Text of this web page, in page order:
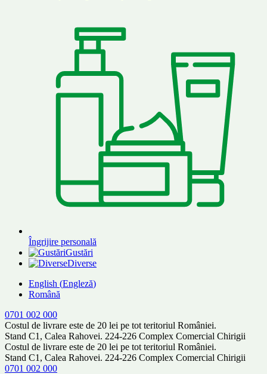
Îngrijire personală
Gustări
Diverse
English (Engleză)
Română
0701 002 000
Costul de livrare este de 20 lei pe tot teritoriul României.
Stand C1, Calea Rahovei. 224-226 Complex Comercial Chirigii
Costul de livrare este de 20 lei pe tot teritoriul României.
Stand C1, Calea Rahovei. 224-226 Complex Comercial Chirigii
0701 002 000